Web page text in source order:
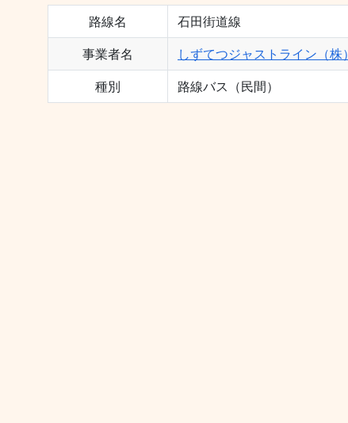
路線名 石田街道線
事業者名 しずてつジャストライン（株）
種別 路線バス（民間）